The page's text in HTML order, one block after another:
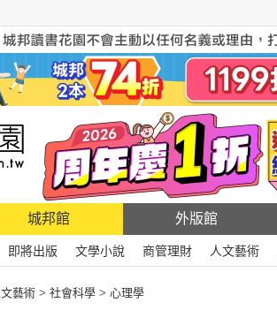
城邦館 外版館
即將出版 文學小說 商管理財 人文藝術
藝術 > 社會科學 > 心理學